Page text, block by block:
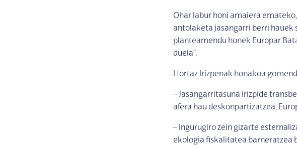
Ohar labur honi amaiera
antolaketa jasangarri berri hauek
planteamendu honek Europar
duela”.
Hortaz Irizpenak honakoa
– Jasangarritasuna irizpide
afera hau deskonpartizatzea,
– Ingurugiro zein gizarte
ekologia fiskalitatea barneratzea